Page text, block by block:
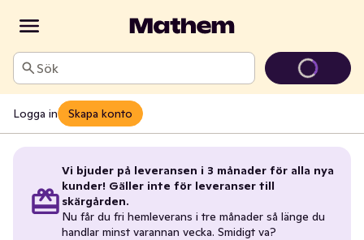
Sök
Logga in Skapa konto
Vi bjuder på leveransen i 3 månader för alla nya
kunder! Gäller inte för leveranser till
skärgården.
Nu får du fri hemleverans i tre månader så länge du
handlar minst varannan vecka. Smidigt va?